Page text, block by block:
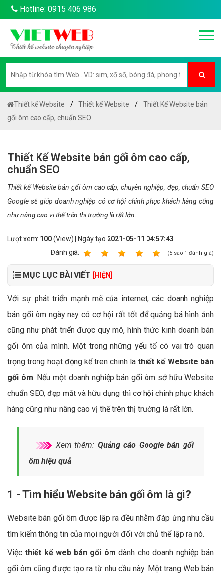
Hotline: 0915 406 986
Thiết kế Website Thiết kế Website
Thiết Kế Website bán
gối ôm cao cấp, chuẩn SEO
Thiết Kế Website bán gối ôm cao cấp,
chuẩn SEO
Thiết kế Website bán gối ôm cao cấp, chuyên nghiệp, đẹp, chuẩn SEO
Google sẽ giúp doanh nghiệp có cơ hội chinh phục khách hàng cũng
như nâng cao vị thế trên thị trường là rất lớn.
Lượt xem: 100(View) | Ngày tạo 2021-05-11 04:57:43
Ðánh giá:
(5 sao 1 đánh giá)
MỤC LỤC BÀI VIẾT [HIỆN]
Với sự phát triển mạnh mẽ của internet, các doanh nghiệp
bán gối ôm ngày nay có cơ hội rất tốt để quảng bá hình ảnh
cũng như phát triển được quy mô, hình thức kinh doanh bán
gối ôm của mình. Một trong những yếu tố có vai trò quan
trọng trong hoạt động kể trên chính làthiết kế Website bán
gối ôm. Nếu một doanh nghiệp bán gối ôm sở hữu Website
chuẩn SEO, đẹp mắt và hữu dụng thì cơ hội chinh phục khách
hàng cũng như nâng cao vị thế trên thị trường là rất lớn.
Xem thêm: Quảng cáo Google bán gối
ôm hiệu quả
1 - Tìm hiểu Website bán gối ôm là gì?
Website bán gối ôm được lập ra đều nhằm đáp ứng nhu cầu
tìm kiếm thông tin của mọi người đối với chủ thể lập ra nó.
Việcthiết kế web bán gối ôm dành cho doanh nghiệp bán
gối ôm cũng được tạo ra từ nhu cầu này. Một trang Web bán